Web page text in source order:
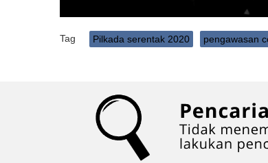
Tag Pilkada serentak 2020 pengawasan